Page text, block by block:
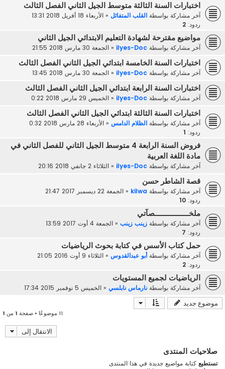
اختبارات السنة الثالثة متوسط الجيل الثاني الفصل الثالث
آخر مشاركة بواسطة القلب المتفائل « الأربعاء 18 أفريل 2018 13:31
ردود: 2
مواضيع مقترحة لشهادة التعليم الابتدائي الجيل الثاني
آخر مشاركة بواسطة ilyes-Doc
« الجمعة 30 مارس 2018 21:55
اختبارات السنة الخامسة ابتدائي الجيل الثاني الفصل الثالث
آخر مشاركة بواسطة ilyes-Doc
« الجمعة 30 مارس 2018 13:45
اختبارات السنة الرابعة ابتدائي الجيل الثاني الفصل الثالث
آخر مشاركة بواسطة ilyes-Doc
« الخميس 29 مارس 2018 0:22
اختبارات السنة الثالثة ابتدائي الجيل الثاني الفصل الثالث
آخر مشاركة بواسطة الظلام الدامس « الأربعاء 28 مارس 2018 0:32
ردود: 1
فروض السنة الرابعة 4 متوسط الجيل الثاني للفصل الثاني في
مادة اللغة العربية
آخر مشاركة بواسطة ilyes-Doc
« الثلاثاء 2 جانفي 2018 20:16
قصة الشاطر حسن
آخر مشاركة بواسطة kilwa
« الجمعة 22 ديسمبر 2017 21:47
ردود: 10
ملخـــــــــــــــــصآتي
آخر مشاركة بواسطة زينب زينب « الجمعة 4 أوت 2017 13:59
ردود: 7
حمل كتاب الأسس في كتابة بحوث الرياضيات
آخر مشاركة بواسطةأبو عبدالقدوس « الثلاثاء 9 أوت 2016 21:05
ردود: 2
الرياضيات لجميع المستويات
آخر مشاركة بواسطة نارماس نابلسي « الخميس 5 نوفمبر 2015 17:34
موضوع جديد
11 موضوعًا • صفحة 1 من 1
الانتقال إلى
صلاحيات المنتدى
تستطيع كتابة مواضيع جديدة في هذا المنتدى